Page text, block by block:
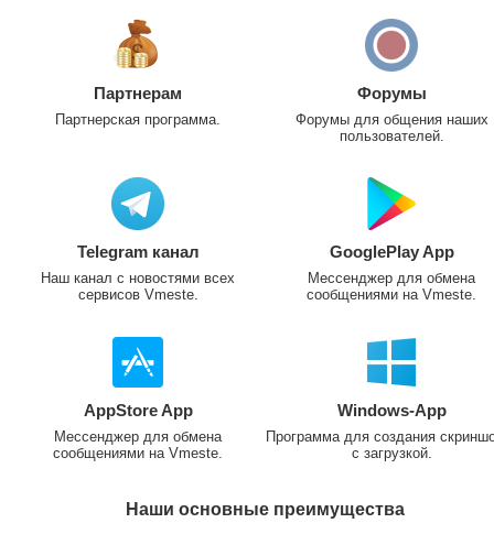
Партнерам
Партнерская программа.
Форумы
Форумы для общения наших
пользователей.
Telegram канал
Наш канал с новостями всех
сервисов Vmeste.
GooglePlay App
Мессенджер для обмена
сообщениями на Vmeste.
AppStore App
Мессенджер для обмена
сообщениями на Vmeste.
Windows-App
Программа для создания
с загрузкой.
Наши основные преимущества